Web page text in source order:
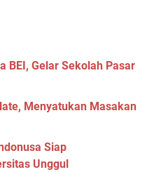
BEI, Gelar Sekolah Pasar
Menyatukan Masakan
Siap
Unggul